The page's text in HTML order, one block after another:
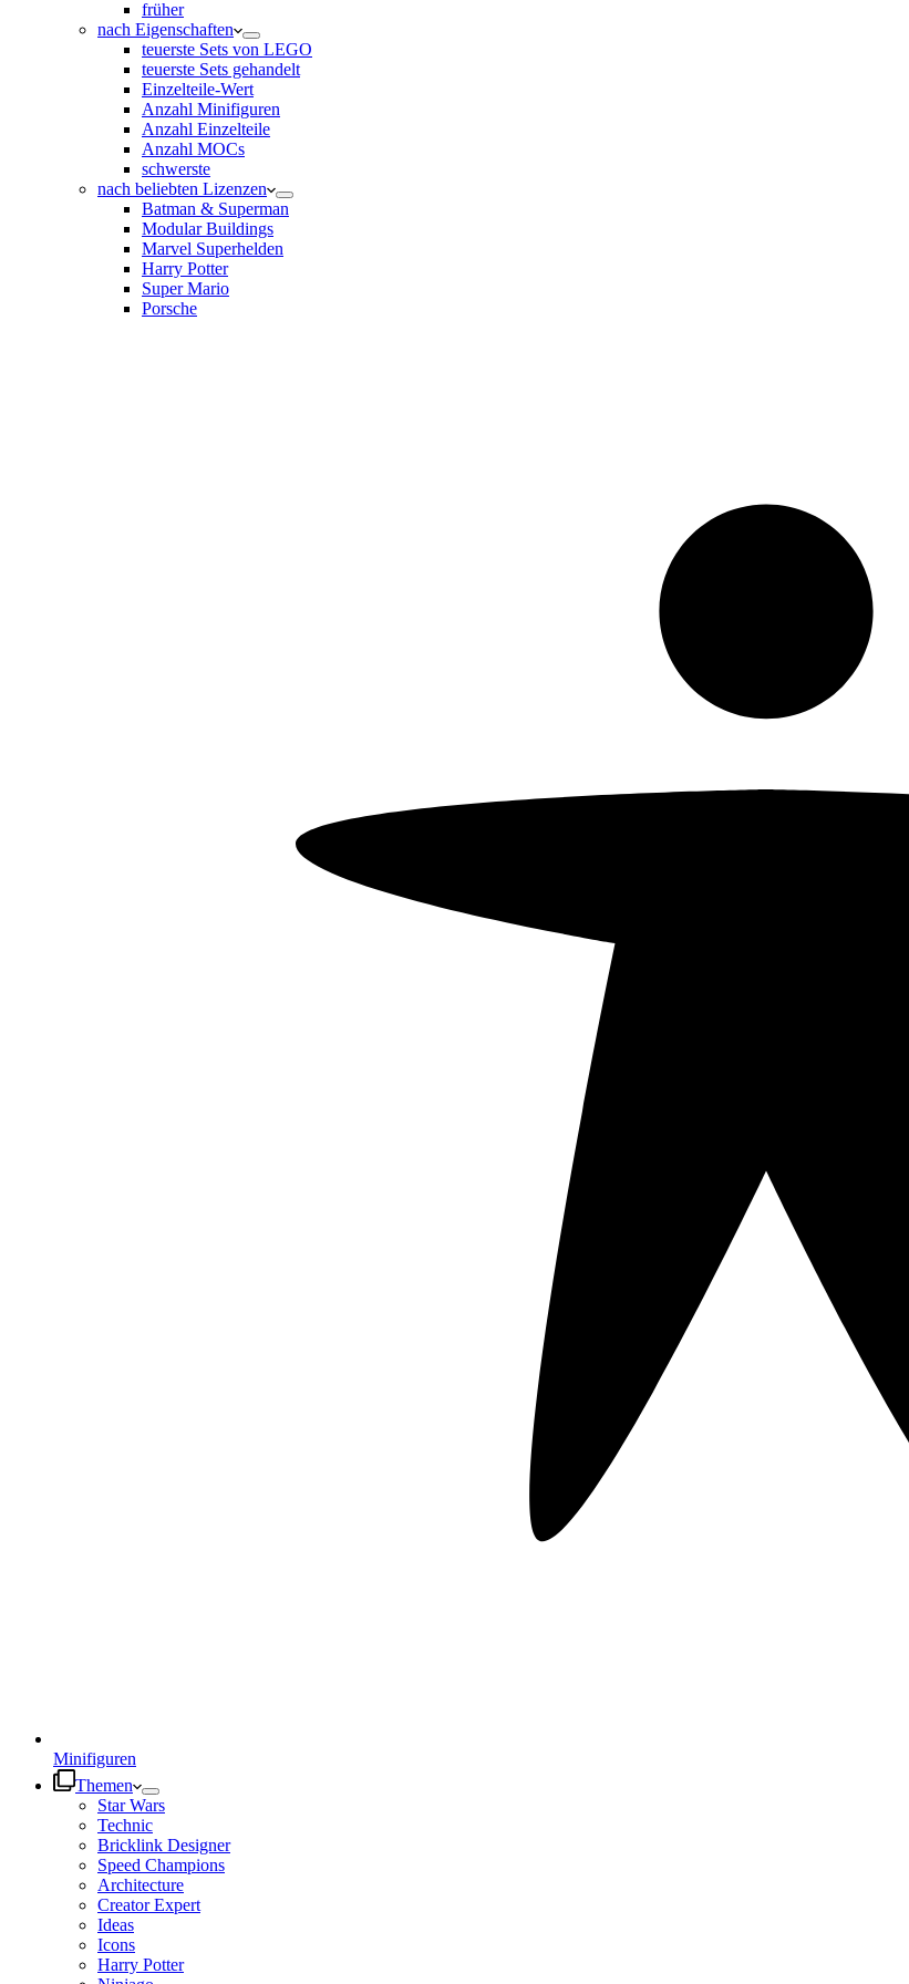
früher
nach Eigenschaften
teuerste Sets von LEGO
teuerste Sets gehandelt
Einzelteile-Wert
Anzahl Minifiguren
Anzahl Einzelteile
Anzahl MOCs
schwerste
nach beliebten Lizenzen
Batman & Superman
Modular Buildings
Marvel Superhelden
Harry Potter
Super Mario
Porsche
Minifiguren
Themen
Star Wars
Technic
Bricklink Designer
Speed Champions
Architecture
Creator Expert
Ideas
Icons
Harry Potter